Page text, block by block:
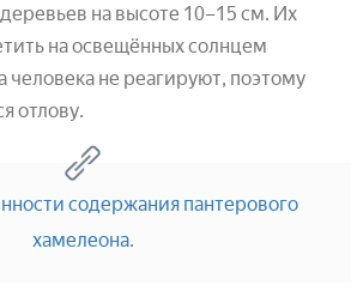
на высоте 10–15 см. Их
на освещённых солнцем
человека не реагируют, поэтому
отлову.
содержания пантерового
хамелеона.